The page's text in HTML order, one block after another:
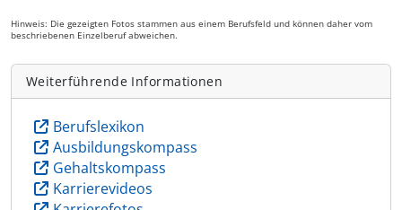
Hinweis: Die gezeigten Fotos stammen aus einem Berufsfeld und können daher vom
beschriebenen Einzelberuf abweichen.
Weiterführende Informationen
Berufslexikon
Ausbildungskompass
Gehaltskompass
Karrierevideos